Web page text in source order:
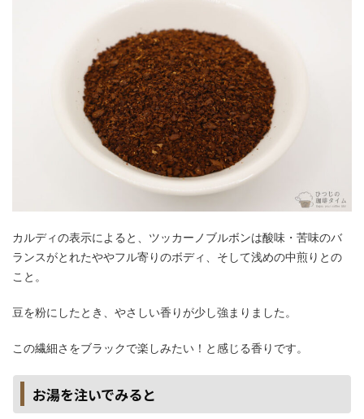
カルディの表示によると、ツッカーノブルボンは酸味・苦味のバ
ランスがとれたややフル寄りのボディ、そして浅めの中煎りとの
こと。
豆を粉にしたとき、やさしい香りが少し強まりました。
この繊細さをブラックで楽しみたい！と感じる香りです。
お湯を注いでみると